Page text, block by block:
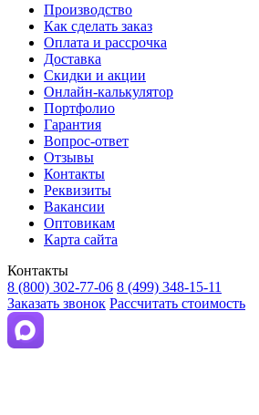
Производство
Как сделать заказ
Оплата и рассрочка
Доставка
Скидки и акции
Онлайн-калькулятор
Портфолио
Гарантия
Вопрос-ответ
Отзывы
Контакты
Реквизиты
Вакансии
Оптовикам
Карта сайта
Контакты
8 (800) 302-77-06 8 (499) 348-15-11
Заказать звонок Рассчитать стоимость